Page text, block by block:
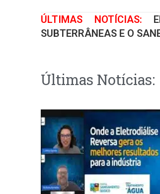
ÚLTIMAS NOTÍCIAS:
SUBTERRÂNEAS E O
Últimas Notícias: